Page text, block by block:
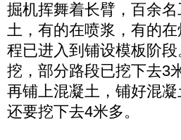
掘机挥舞着长臂，百余
土，有的在喷浆，有的
程已进入到铺设模板阶
挖，部分路段已挖下去3
再铺上混凝土，铺好混
还要挖下去4米多。